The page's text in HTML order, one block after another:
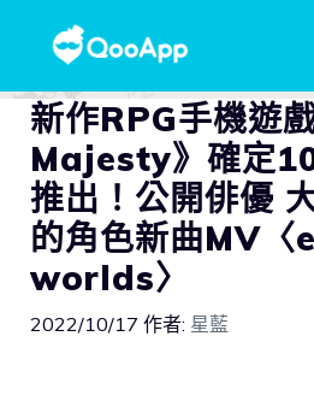
新作RPG手機遊
Majesty》確定
推出！公開俳優
的角色新曲MV
worlds〉
2022/10/17 作者: 星藍